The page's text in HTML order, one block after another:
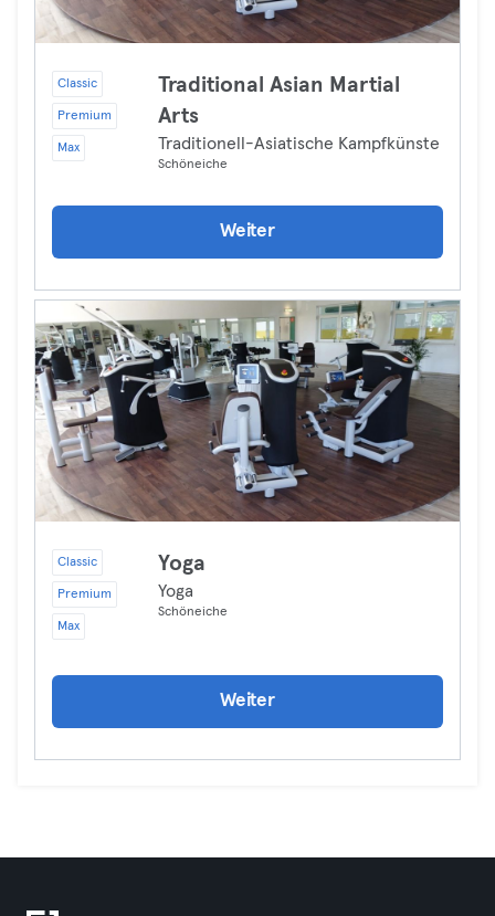
Classic
Premium
Max
Traditional Asian Martial
Arts
Traditionell-Asiatische Kampfkünste
Schöneiche
Weiter
Classic
Premium
Max
Yoga
Yoga
Schöneiche
Weiter